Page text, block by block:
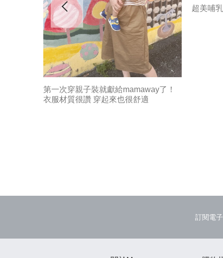
第一次穿親子裝就獻給mamaway了！
衣服材質很讚 穿起來也很舒適
超美哺
訂閱電